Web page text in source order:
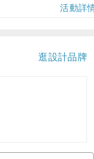
活動詳
逛設計品牌